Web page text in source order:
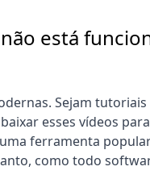
está
Sejam tutoriais
esses vídeos
ferramenta
como todo